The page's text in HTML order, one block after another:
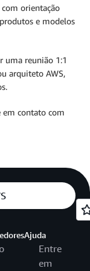
com orientação
e modelos
uma reunião 1:1
arquiteto AWS,
em contato com
Ajuda
Entre
em